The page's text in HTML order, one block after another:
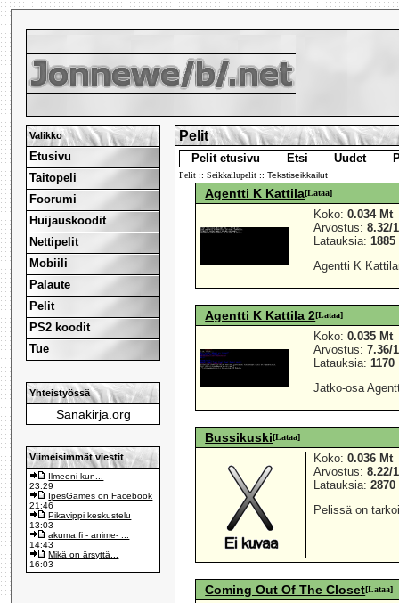
Valikko
Etusivu
Taitopeli
Foorumi
Huijauskoodit
Nettipelit
Mobiili
Palaute
Pelit
PS2 koodit
Tue
Yhteistyössä
Sanakirja.org
Viimeisimmät viestit
Ilmeeni kun...
23:29
IpesGames on Facebook
21:46
Pikavippi keskustelu
13:03
akuma.fi - anime- ...
14:43
Mikä on ärsyttä...
16:03
Pelit
Pelit etusivu Etsi Uudet
Pelit ::Seikkailupelit :: Tekstiseikkailut
Agentti K Kattila[Lataa]
Koko:0.034 Mt
Arvostus:8.32/
Latauksia:1885
Agentti K
Agentti K Kattila 2[Lataa]
Koko:0.035 Mt
Arvostus:7.36/
Latauksia:1170
Jatko-osa
Bussikuski[Lataa]
Koko:0.036 Mt
Arvostus:8.22/
Latauksia:2870
Pelissä on
Coming Out Of The Closet[Lataa]